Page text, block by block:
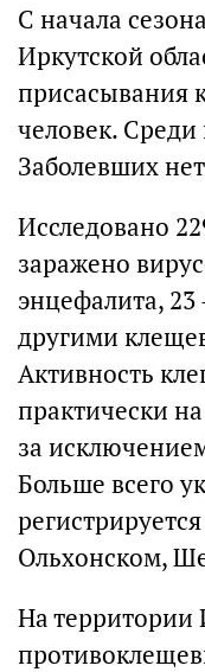
С начала
Иркутской
присасывания
человек.
Заболевших
Исследовано
заражено
энцефалита,
другими
Активность
практически
за
Больше всего
Ольхонском,
На территории